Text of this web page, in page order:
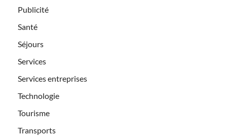
Publicité
Santé
Séjours
Services
Services entreprises
Technologie
Tourisme
Transports